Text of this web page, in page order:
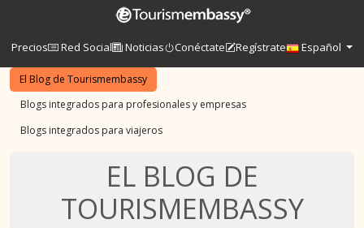
Precios Red Social Noticias Conéctate Regístrate Español
El Blog de Tourismembassy
Blogs integrados para profesionales y empresas
Blogs integrados para viajeros
EL BLOG DE
TOURISMEMBASSY